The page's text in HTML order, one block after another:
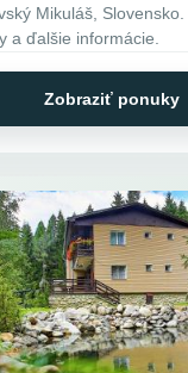
Mikuláš,
a ďalšie informácie.
Zobraziť ponuky